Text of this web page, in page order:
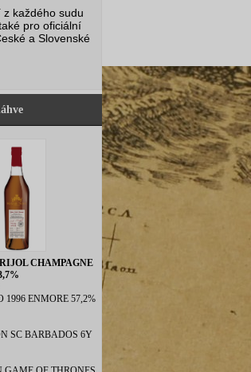
z každého sudu
pro oficiální
a Slovenské
CHAMPAGNE
1996 ENMORE 57,2%
SC BARBADOS 6Y